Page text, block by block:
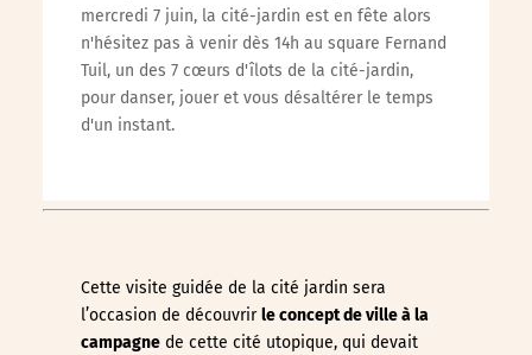
mercredi 7 juin, la cité-jardin est en fête alors
n'hésitez pas à venir dès 14h au square Fernand
Tuil, un des 7 cœurs d'îlots de la cité-jardin,
pour danser, jouer et vous désaltérer le temps
d'un instant.
Cette visite guidée de la cité jardin sera
l’occasion de découvrirle concept de ville à la
campagnede cette cité utopique, qui devait